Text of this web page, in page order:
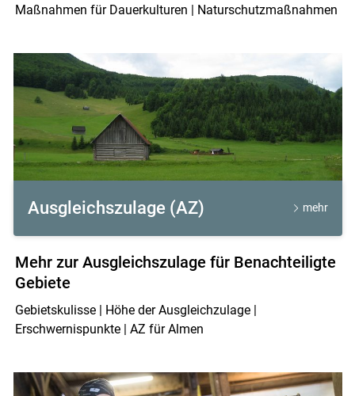
Maßnahmen für Dauerkulturen | Naturschutzmaßnahmen
Ausgleichszulage (AZ) mehr
Mehr zur Ausgleichszulage für Benachteiligte
Gebiete
Gebietskulisse | Höhe der Ausgleichzulage |
Erschwernispunkte | AZ für Almen